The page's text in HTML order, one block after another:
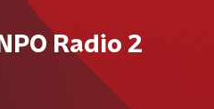
Radio 2